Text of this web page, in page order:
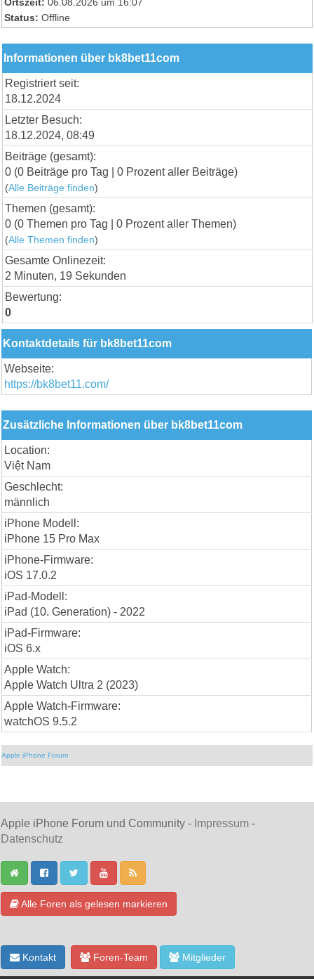
Ortszeit: 06.08.2026 um 16:07
Status: Offline
Informationen über bk8bet11com
Registriert seit:
18.12.2024
Letzter Besuch:
18.12.2024, 08:49
Beiträge (gesamt):
0 (0 Beiträge pro Tag | 0 Prozent aller Beiträge)
(Alle Beiträge finden)
Themen (gesamt):
0 (0 Themen pro Tag | 0 Prozent aller Themen)
(Alle Themen finden)
Gesamte Onlinezeit:
2 Minuten, 19 Sekunden
Bewertung:
0
Kontaktdetails für bk8bet11com
Webseite:
https://bk8bet11.com/
Zusätzliche Informationen über bk8bet11com
Location:
Việt Nam
Geschlecht:
männlich
iPhone Modell:
iPhone 15 Pro Max
iPhone-Firmware:
iOS 17.0.2
iPad-Modell:
iPad (10. Generation) - 2022
iPad-Firmware:
iOS 6.x
Apple Watch:
Apple Watch Ultra 2 (2023)
Apple Watch-Firmware:
watchOS 9.5.2
Apple iPhone Forum
Apple iPhone Forum und Community - Impressum -
Datenschutz
Alle Foren als gelesen markieren
Kontakt Foren-Team Mitglieder